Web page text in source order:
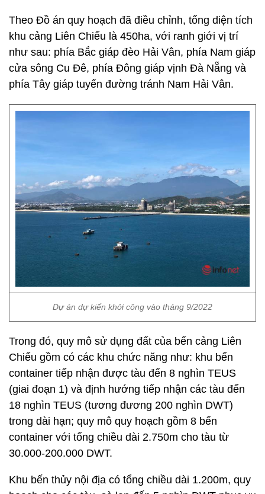
Theo Đồ án quy hoạch đã điều chỉnh, tổng diện tích
khu cảng Liên Chiểu là 450ha, với ranh giới vị trí
như sau: phía Bắc giáp đèo Hải Vân, phía Nam giáp
cửa sông Cu Đê, phía Đông giáp vịnh Đà Nẵng và
phía Tây giáp tuyến đường tránh Nam Hải Vân.
Dự án dự kiến khởi công vào tháng 9/2022
Trong đó, quy mô sử dụng đất của bến cảng Liên
Chiểu gồm có các khu chức năng như: khu bến
container tiếp nhận được tàu đến 8 nghìn TEUS
(giai đoạn 1) và định hướng tiếp nhận các tàu đến
18 nghìn TEUS (tương đương 200 nghìn DWT)
trong dài hạn; quy mô quy hoạch gồm 8 bến
container với tổng chiều dài 2.750m cho tàu từ
30.000-200.000 DWT.
Khu bến thủy nội địa có tổng chiều dài 1.200m, quy